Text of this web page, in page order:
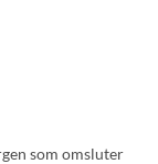
som omsluter